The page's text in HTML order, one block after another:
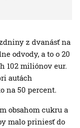
z dvanásť na
odvody, a to o 20
102 miliónov eur.
autách
na 50 percent.
obsahom cukru a
malo priniesť do